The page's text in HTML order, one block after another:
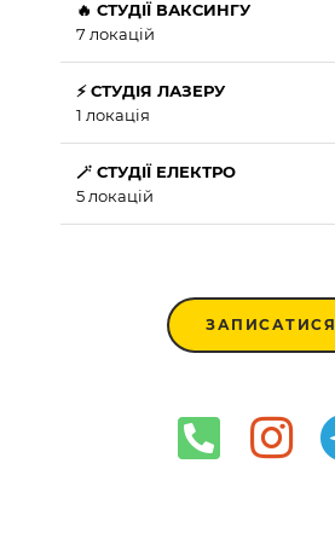
🔥 СТУДІЇ ВАКСИНГУ
7 локацій
⚡ СТУДІЯ ЛАЗЕРУ
1 локація
🪄 СТУДІЇ ЕЛЕКТРО
5 локацій
ЗАПИСАТИСЯ